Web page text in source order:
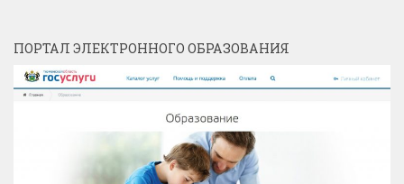
ПОРТАЛ ЭЛЕКТРОННОГО ОБРАЗОВАНИЯ